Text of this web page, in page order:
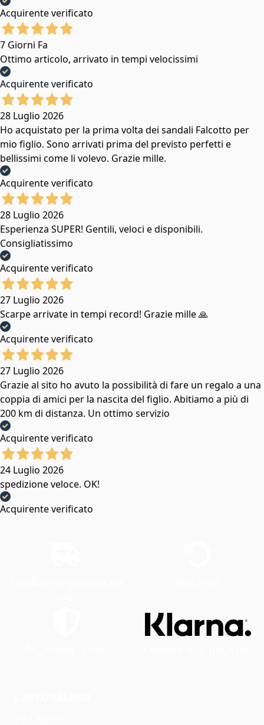
Acquirente verificato
7 Giorni Fa
Ottimo articolo, arrivato in tempi velocissimi
Acquirente verificato
28 Luglio 2026
Ho acquistato per la prima volta dei sandali Falcotto per
mio figlio. Sono arrivati prima del previsto perfetti e
bellissimi come li volevo. Grazie mille.
Acquirente verificato
28 Luglio 2026
Esperienza SUPER! Gentili, veloci e disponibili.
Consigliatissimo
Acquirente verificato
27 Luglio 2026
Scarpe arrivate in tempi record! Grazie mille 🙏
Acquirente verificato
27 Luglio 2026
Grazie al sito ho avuto la possibilità di fare un regalo a una
coppia di amici per la nascita del figlio. Abitiamo a più di
200 km di distanza. Un ottimo servizio
Acquirente verificato
24 Luglio 2026
spedizione veloce. OK!
Acquirente verificato